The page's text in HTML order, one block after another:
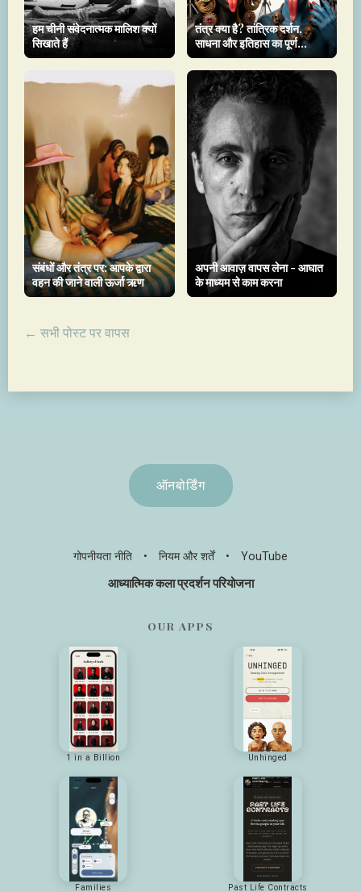
हम चीनी संवेदनात्मक मालिश क्यों
सिखाते हैं
तंत्र क्या है? तांत्रिक दर्शन,
साधना और इतिहास का पूर्ण
मार्गदर्शक
संबंधों और तंत्र पर: आपके द्वारा
वहन की जाने वाली ऊर्जा ऋण
अपनी आवाज़ वापस लेना - आघात
के माध्यम से काम करना
← सभी पोस्ट पर वापस
ऑनबोर्डिंग
गोपनीयता नीति • नियम और शर्तें • YouTube
आध्यात्मिक कला प्रदर्शन परियोजना
OUR APPS
1 in a Billion Unhinged
Families Past Life Contracts